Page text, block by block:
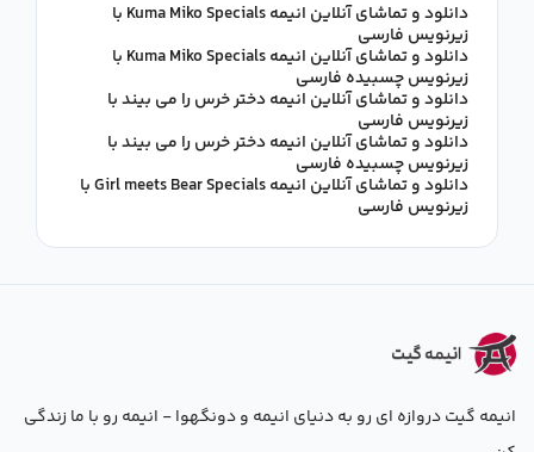
دانلود و تماشای آنلاین انیمه Kuma Miko Specials با
زیرنویس فارسی
دانلود و تماشای آنلاین انیمه Kuma Miko Specials با
زیرنویس چسبیده فارسی
دانلود و تماشای آنلاین انیمه دختر خرس را می بیند با
زیرنویس فارسی
دانلود و تماشای آنلاین انیمه دختر خرس را می بیند با
زیرنویس چسبیده فارسی
دانلود و تماشای آنلاین انیمه Girl meets Bear Specials با
زیرنویس فارسی
انیمه گیت دروازه ای رو به دنیای انیمه و دونگهوا - انیمه رو با ما زندگی